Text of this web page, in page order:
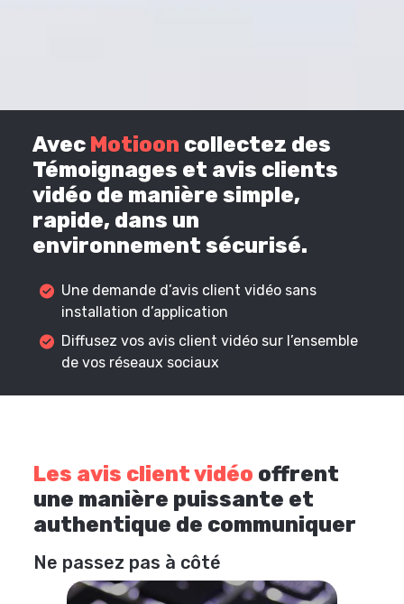
Avec Motioon collectez des
Témoignages et avis clients
vidéo de manière simple,
rapide, dans un
environnement sécurisé.
Une demande d’avis client vidéo sans
installation d’application
Diffusez vos avis client vidéo sur l’ensemble
de vos réseaux sociaux
Les avis client vidéo offrent
une manière puissante et
authentique de communiquer
Ne passez pas à côté